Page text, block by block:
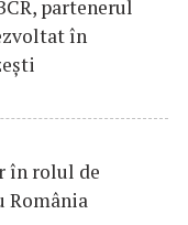
partenerul
în
în rolul de
România